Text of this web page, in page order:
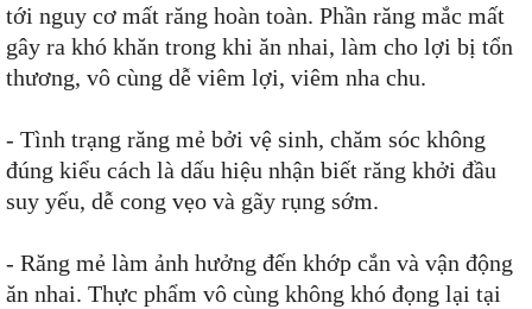
tới nguy cơ mất răng hoàn toàn. Phần răng mắc mất
gây ra khó khăn trong khi ăn nhai, làm cho lợi bị tổn
thương, vô cùng dễ viêm lợi, viêm nha chu.
- Tình trạng răng mẻ bởi vệ sinh, chăm sóc không
đúng kiểu cách là dấu hiệu nhận biết răng khởi đầu
suy yếu, dễ cong vẹo và gãy rụng sớm.
- Răng mẻ làm ảnh hưởng đến khớp cắn và vận động
ăn nhai. Thực phẩm vô cùng không khó đọng lại tại